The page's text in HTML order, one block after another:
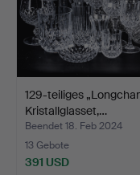
129-teiliges
Kristallglasset,…
Beendet 18. Feb 2024
13 Gebote
391 USD